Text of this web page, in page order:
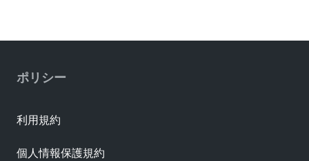
ポリシー
利用規約
個人情報保護規約